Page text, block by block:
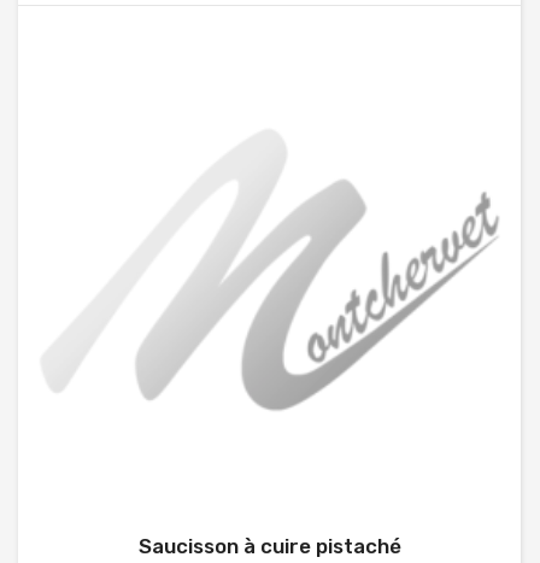
Saucisson à cuire pistaché